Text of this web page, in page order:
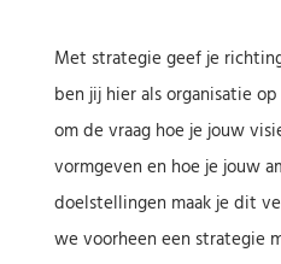
Met strategie geef je
ben jij hier als organisatie
om de vraag hoe je jouw
vormgeven en hoe je jouw
doelstellingen maak je dit
we voorheen een strategie